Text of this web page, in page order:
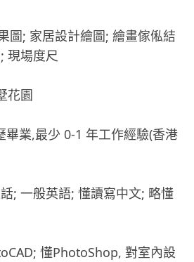
圖; 家居設計繪圖; 繪畫傢俬結
現場度尺
花園
畢業,最少 0-1 年工作經驗(香港
; 一般英語; 懂讀寫中文; 略懂
懂PhotoShop, 對室內設